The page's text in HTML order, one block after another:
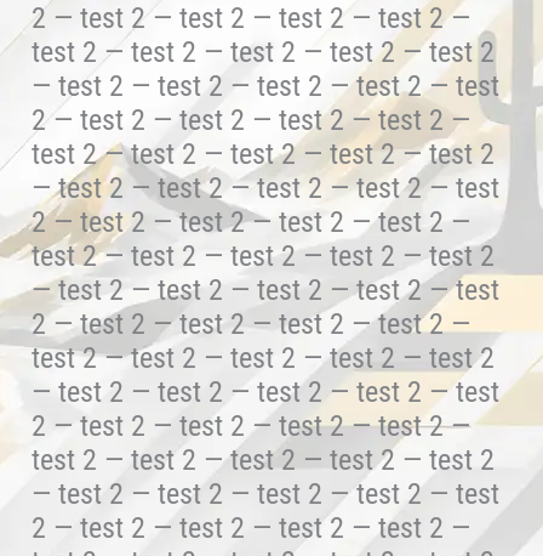
2 — test 2 — test 2 — test 2 — test 2 —
test 2 — test 2 — test 2 — test 2 — test 2
— test 2 — test 2 — test 2 — test 2 — test
2 — test 2 — test 2 — test 2 — test 2 —
test 2 — test 2 — test 2 — test 2 — test 2
— test 2 — test 2 — test 2 — test 2 — test
2 — test 2 — test 2 — test 2 — test 2 —
test 2 — test 2 — test 2 — test 2 — test 2
— test 2 — test 2 — test 2 — test 2 — test
2 — test 2 — test 2 — test 2 — test 2 —
test 2 — test 2 — test 2 — test 2 — test 2
— test 2 — test 2 — test 2 — test 2 — test
2 — test 2 — test 2 — test 2 — test 2 —
test 2 — test 2 — test 2 — test 2 — test 2
— test 2 — test 2 — test 2 — test 2 — test
2 — test 2 — test 2 — test 2 — test 2 —